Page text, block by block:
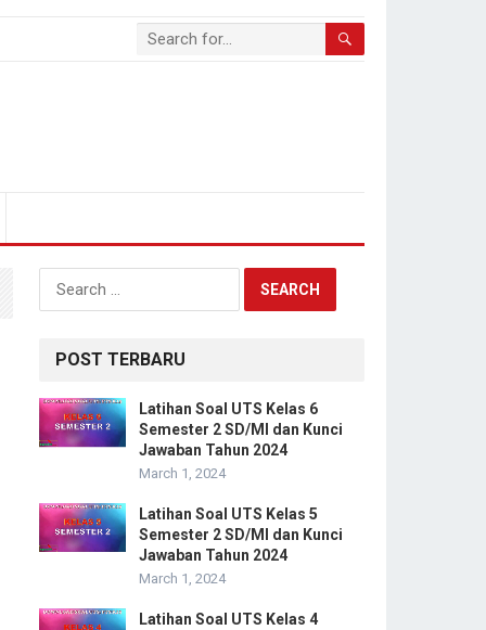
Search
for:
POST TERBARU
Latihan Soal UTS Kelas 6
Semester 2 SD/MI dan Kunci
Jawaban Tahun 2024
March 1, 2024
Latihan Soal UTS Kelas 5
Semester 2 SD/MI dan Kunci
Jawaban Tahun 2024
March 1, 2024
Latihan Soal UTS Kelas 4